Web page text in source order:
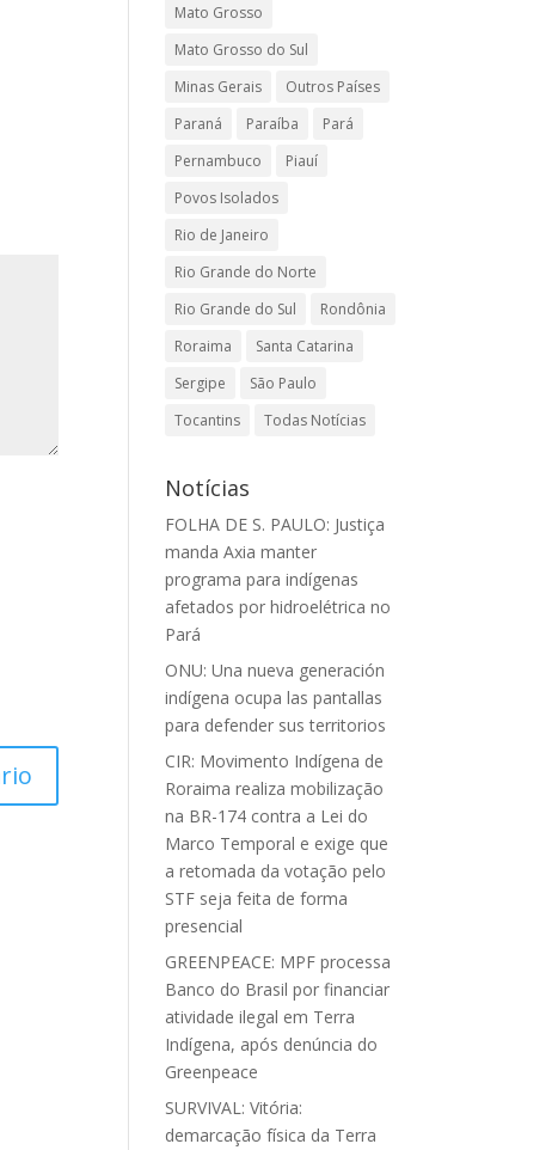
Mato Grosso
Mato Grosso do Sul
Minas Gerais
Outros Países
Paraná
Paraíba
Pará
Pernambuco
Piauí
Povos Isolados
Rio de Janeiro
Rio Grande do Norte
Rio Grande do Sul
Rondônia
Roraima
Santa Catarina
Sergipe
São Paulo
Tocantins
Todas Notícias
Notícias
FOLHA DE S. PAULO: Justiça
manda Axia manter
programa para indígenas
afetados por hidroelétrica no
Pará
ONU: Una nueva generación
indígena ocupa las pantallas
para defender sus territorios
CIR: Movimento Indígena de
Roraima realiza mobilização
na BR-174 contra a Lei do
Marco Temporal e exige que
a retomada da votação pelo
STF seja feita de forma
presencial
GREENPEACE: MPF processa
Banco do Brasil por financiar
atividade ilegal em Terra
Indígena, após denúncia do
Greenpeace
SURVIVAL: Vitória:
demarcação física da Terra